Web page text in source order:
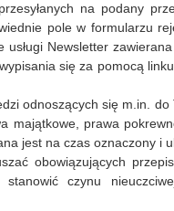
na podany
pole w formularzu
Newsletter
się za pomocą
odnoszących się m.in.
prawa
jest na czas oznaczony i
obowiązujących
czynu